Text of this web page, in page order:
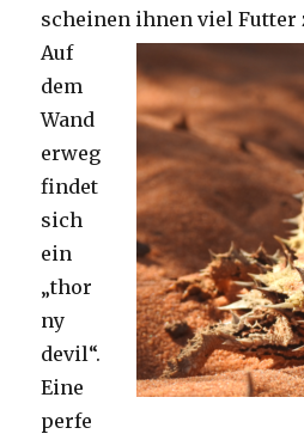
scheinen ihnen viel Futter
Auf
dem
Wand
erweg
findet
sich
ein
„thor
ny
devil“.
Eine
perfe